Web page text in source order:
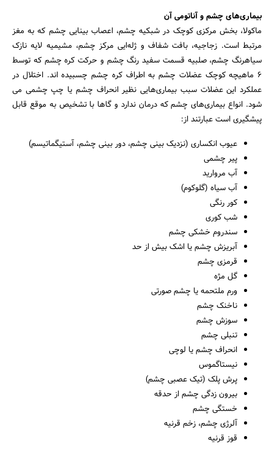
بیماری‌های چشم و آناتومی آن
ماکولا، بخش مرکزی کوچک در شبکیه چشم، اعصاب بینایی چشم که به مغز
مرتبط است. زجاجیه، بافت شفاف و ژله‌­ایی مرکز چشم، مشیمیه لایه نازک
سیاه­رنگ چشم، صلبیه قسمت سفید رنگ چشم و حرکت کره چشم که توسط
۶ ماهیچه کوچک عضلات چشم به اطراف کره چشم چسبیده اند. اختلال در
عملکرد این عضلات سبب بیماری‌هایی نظیر انحراف چشم یا چپ چشمی می
شود. انواع بیماری‌های چشم که درمان ندارد و گاها با تشخیص به موقع قابل
پیشگیری است عبارتند از:
عیوب انکساری (نزدیک بینی چشم، دور بینی چشم، آستیگماتیسم)
پیر چشمی
آب مروارید
آب سیاه (گلوکوم)
کور رنگی
شب کوری
سندروم خشکی چشم
آبریزش چشم یا اشک بیش از حد
قرمزی چشم
گل مژه
ورم ملتحمه یا چشم صورتی
ناخنک چشم
سوزش چشم
تنبلی چشم
انحراف چشم یا لوچی
نیستاگموس
پرش پلک (تیک عصبی چشم)
بیرون زدگی چشم از حدقه
خستگی چشم
آلرژی چشم، زخم قرنیه
قوز قرنیه